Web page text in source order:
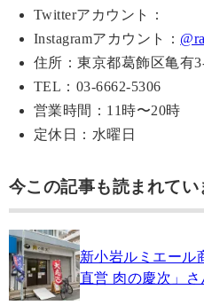
Twitterアカウント：
Instagramアカウント：
住所：東京都葛飾区亀有
TEL：03-6662-5306
営業時間：11時〜20時
定休日：水曜日
今この記事も読まれてい
新小岩ルミエール
直営 肉の慶次」